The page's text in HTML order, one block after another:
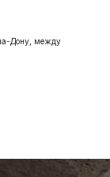
Дону, между